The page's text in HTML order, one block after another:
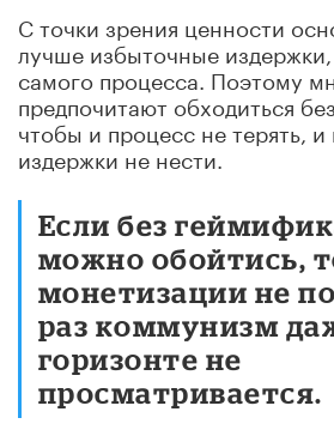
С точки зрения ценности
лучше избыточные
самого процесса. Поэтому
предпочитают обходиться
чтобы и процесс не терять,
издержки не нести.
Если без
можно обойтись,
монетизации не
раз коммунизм
горизонте не
просматривается.